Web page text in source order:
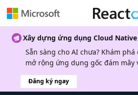
Xây dựng ứng dụng Cloud Native
Sẵn sàng cho AI chưa? Khám phá
mở rộng ứng dụng gốc đám mây
Đăng ký ngay